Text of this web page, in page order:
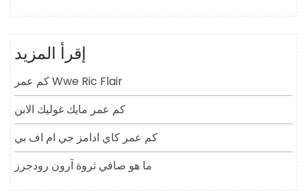
إقرأ المزيد
كم عمر Wwe Ric Flair
كم عمر مايك غوليك الابن
كم عمر كاي ادامز جي ام اف بي
ما هو صافي ثروة آرون رودجرز